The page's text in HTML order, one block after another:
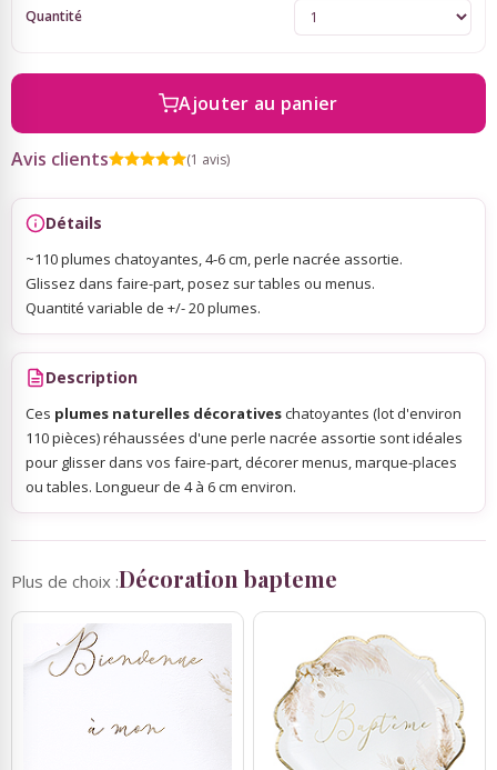
Quantité
Ajouter au panier
Avis clients (1 avis)
Détails
~110 plumes chatoyantes, 4-6 cm, perle nacrée assortie.
Glissez dans faire-part, posez sur tables ou menus.
Quantité variable de +/- 20 plumes.
Description
Ces plumes naturelles décorativeschatoyantes (lot d'environ
110 pièces) réhaussées d'une perle nacrée assortie sont idéales
pour glisser dans vos faire-part, décorer menus, marque-places
ou tables. Longueur de 4 à 6 cm environ.
Plus de choix :Décoration bapteme